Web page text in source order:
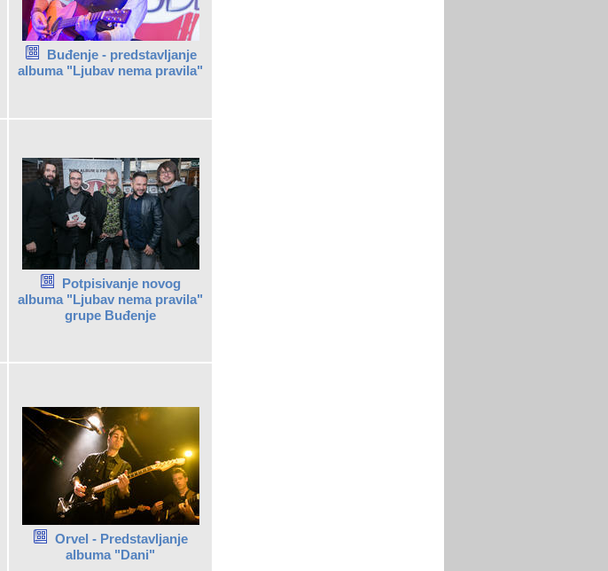
Buđenje - predstavljanje
albuma "Ljubav nema pravila"
Potpisivanje novog
albuma "Ljubav nema pravila"
grupe Buđenje
Orvel - Predstavljanje
albuma "Dani"